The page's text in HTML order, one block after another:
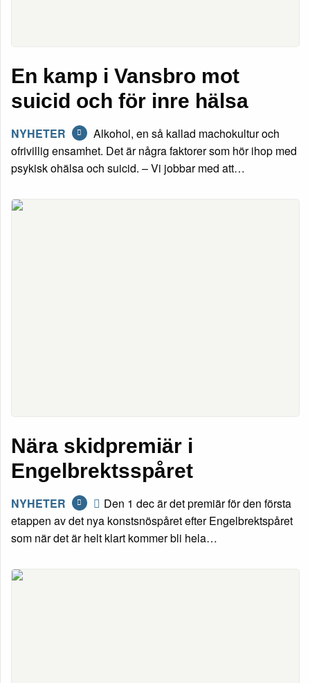
En kamp i Vansbro mot
suicid och för inre hälsa
NYHETER
Alkohol, en så kallad machokultur och
ofrivillig ensamhet. Det är några faktorer som hör ihop med
psykisk ohälsa och suicid. – Vi jobbar med att…
Nära skidpremiär i
Engelbrektsspåret
NYHETER
Den 1 dec är det premiär för den första
etappen av det nya konstsnöspåret efter Engelbrektspåret
som när det är helt klart kommer bli hela…